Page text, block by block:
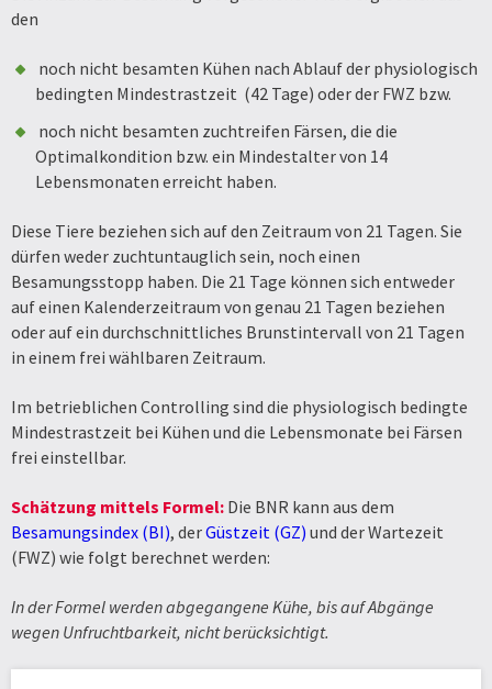
den
noch nicht besamten Kühen nach Ablauf der physiologisch
bedingten Mindestrastzeit (42 Tage) oder der FWZ bzw.
noch nicht besamten zuchtreifen Färsen, die die
Optimalkondition bzw. ein Mindestalter von 14
Lebensmonaten erreicht haben.
Diese Tiere beziehen sich auf den Zeitraum von 21 Tagen. Sie
dürfen weder zuchtuntauglich sein, noch einen
Besamungsstopp haben. Die 21 Tage können sich entweder
auf einen Kalenderzeitraum von genau 21 Tagen beziehen
oder auf ein durchschnittliches Brunstintervall von 21 Tagen
in einem frei wählbaren Zeitraum.
Im betrieblichen Controlling sind die physiologisch bedingte
Mindestrastzeit bei Kühen und die Lebensmonate bei Färsen
frei einstellbar.
Schätzung mittels Formel: Die BNR kann aus dem
Besamungsindex (BI), derGüstzeit (GZ) und der Wartezeit
(FWZ) wie folgt berechnet werden:
In der Formel werden abgegangene Kühe, bis auf Abgänge
wegen Unfruchtbarkeit, nicht berücksichtigt.